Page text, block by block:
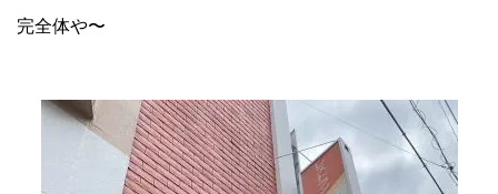
完全体や〜